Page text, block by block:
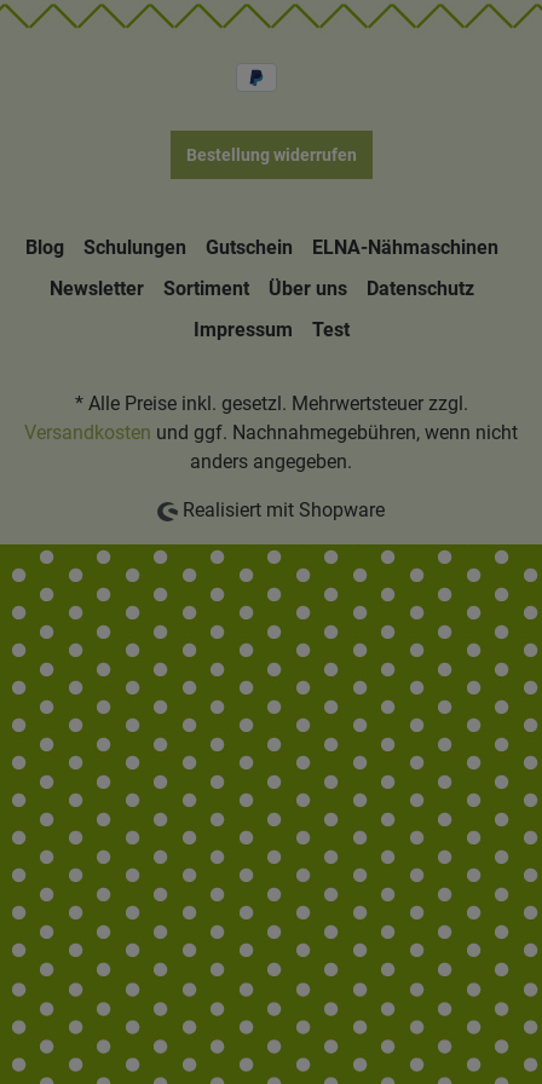
Bestellung widerrufen
Blog Schulungen Gutschein
ELNA-Nähmaschinen
Newsletter
Sortiment Über uns
Datenschutz
Impressum
Test
* Alle Preise inkl. gesetzl. Mehrwertsteuer zzgl.
Versandkosten und ggf. Nachnahmegebühren, wenn nicht
anders angegeben.
Realisiert mit Shopware